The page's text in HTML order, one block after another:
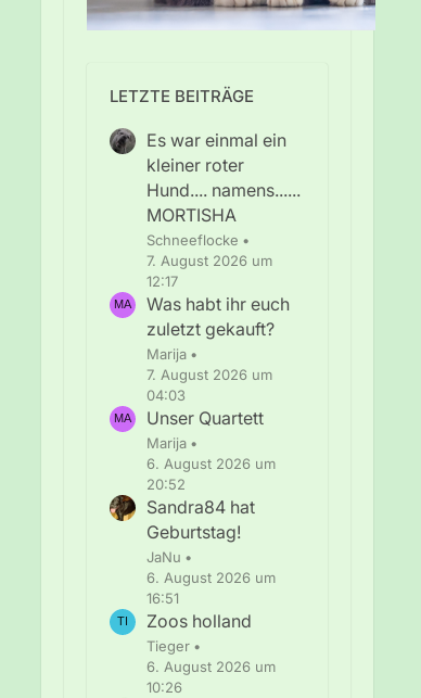
LETZTE BEITRÄGE
Es war einmal ein
kleiner roter
Hund.... namens......
MORTISHA
Schneeflocke
7. August 2026 um
12:17
Was habt ihr euch
zuletzt gekauft?
Marija
7. August 2026 um
04:03
Unser Quartett
Marija
6. August 2026 um
20:52
Sandra84 hat
Geburtstag!
JaNu
6. August 2026 um
16:51
Zoos holland
Tieger
6. August 2026 um
10:26